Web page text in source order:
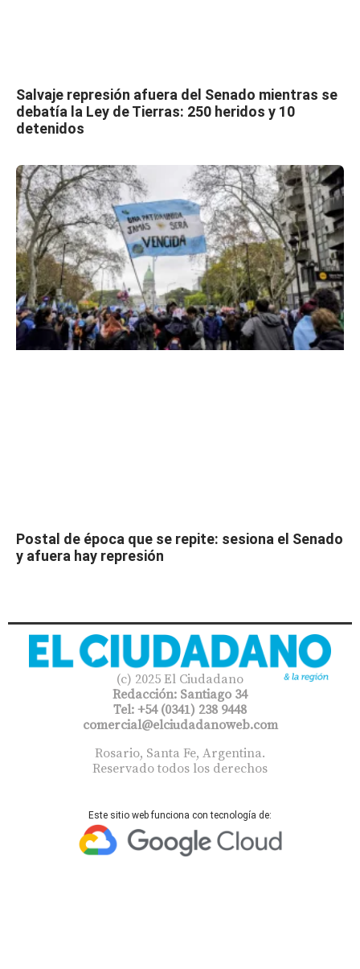
Salvaje represión afuera del Senado mientras se
debatía la Ley de Tierras: 250 heridos y 10
detenidos
Postal de época que se repite: sesiona el Senado
y afuera hay represión
(c) 2025 El Ciudadano
Redacción: Santiago 34
Tel: +54 (0341) 238 9448
comercial@elciudadanoweb.com​
Rosario, Santa Fe, Argentina.
Reservado todos los derechos
Este sitio web funciona con tecnología de: